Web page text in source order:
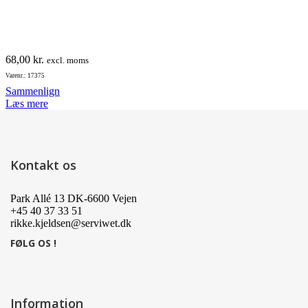
68,00 kr. excl. moms
Varenr.: 17375
Sammenlign
Læs mere
Kontakt os
Park Allé 13 DK-6600 Vejen
+45 40 37 33 51
rikke.kjeldsen@serviwet.dk
FØLG OS !
Information